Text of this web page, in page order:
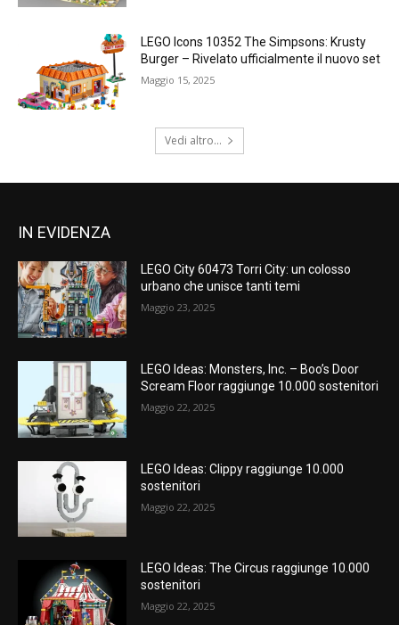
LEGO Icons 10352 The Simpsons: Krusty
Burger – Rivelato ufficialmente il nuovo set
Maggio 15, 2025
Vedi altro...
IN EVIDENZA
LEGO City 60473 Torri City: un colosso
urbano che unisce tanti temi
Maggio 23, 2025
LEGO Ideas: Monsters, Inc. – Boo’s Door
Scream Floor raggiunge 10.000 sostenitori
Maggio 22, 2025
LEGO Ideas: Clippy raggiunge 10.000
sostenitori
Maggio 22, 2025
LEGO Ideas: The Circus raggiunge 10.000
sostenitori
Maggio 22, 2025